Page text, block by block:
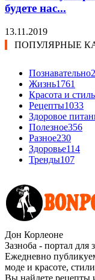
будете нас...
13.11.2019
ПОПУЛЯРНЫЕ
Познавательно
Жизнь1761
Красота и стиль
Рецепты1033
Здоровое
Полезное356
Разное230
Здоровье114
Тренды107
Дон Корлеоне
Зазноба - портал для
Ежедневно
моде и красоте,
Вы найдете рецепты